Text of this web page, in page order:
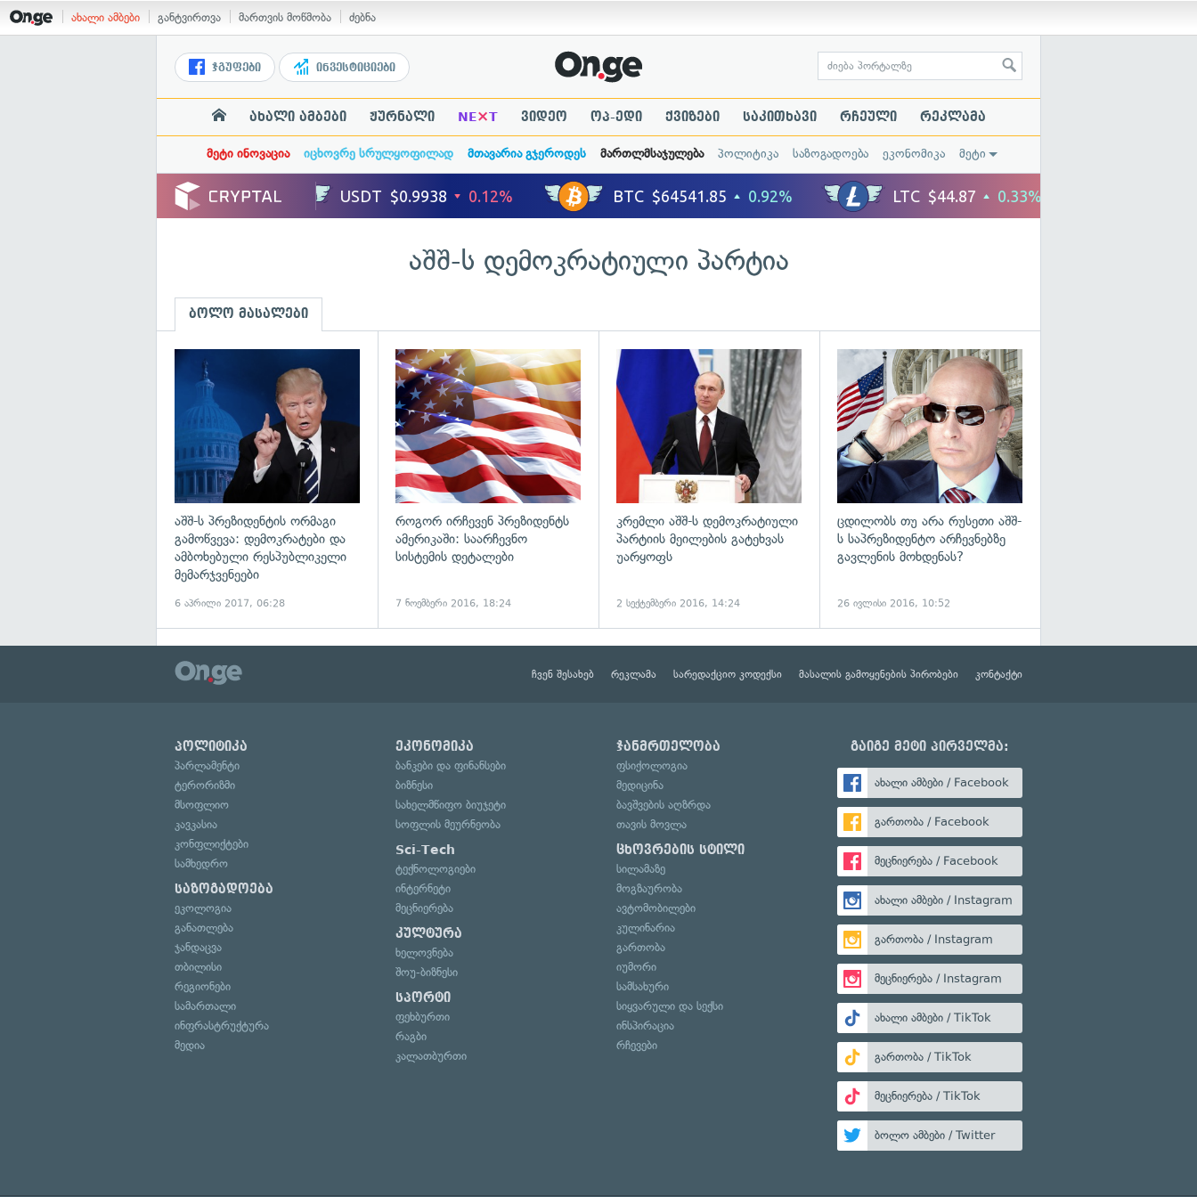
ახალი ამბები განტვირთვა მართვის მოწმობა ძებნა
ჯგუფები ინვესტიციები
ახალი ამბები ჟურნალი NE×T ვიდეო ოპ-ედი ქვიზები საკითხავი რჩეული რეკლამა
მეტი ინოვაცია იცხოვრე სრულყოფილად მთავარია გჯეროდეს მართლმსაჯულება პოლიტიკა საზოგადოება ეკონომიკა მეტი
აშშ-ს დემოკრატიული პარტია
ბოლო მასალები
გადახედვა
აშშ-ს პრეზიდენტის ორმაგი
გამოწვევა: დემოკრატები და
ამბოხებული რესპუბლიკელი
მემარჯვენეები
6 აპრილი 2017, 06:28
გადახედვა
როგორ ირჩევენ პრეზიდენტს
ამერიკაში: საარჩევნო
სისტემის დეტალები
7 ნოემბერი 2016, 18:24
გადახედვა
კრემლი აშშ-ს დემოკრატიული
პარტიის მეილების გატეხვას
უარყოფს
2 სექტემბერი 2016, 14:24
ცდილობს თუ არა რუსეთი აშშ-
ს საპრეზიდენტო არჩევნებზე
გავლენის მოხდენას?
26 ივლისი 2016, 10:52
ჩვენ შესახებ რეკლამა სარედაქციო კოდექსი მასალის გამოყენების პირობები კონტაქტი
პოლიტიკა
პარლამენტი
ტერორიზმი
მსოფლიო
კავკასია
კონფლიქტები
სამხედრო
საზოგადოება
ეკოლოგია
განათლება
ჯანდაცვა
თბილისი
რეგიონები
სამართალი
ინფრასტრუქტურა
მედია
ეკონომიკა
ბანკები და ფინანსები
ბიზნესი
სახელმწიფო ბიუჯეტი
სოფლის მეურნეობა
Sci-Tech
ტექნოლოგიები
ინტერნეტი
მეცნიერება
კულტურა
ხელოვნება
შოუ-ბიზნესი
სპორტი
ფეხბურთი
რაგბი
კალათბურთი
ჯანმრთელობა
ფსიქოლოგია
მედიცინა
ბავშვების აღზრდა
თავის მოვლა
ცხოვრების სტილი
სილამაზე
მოგზაურობა
ავტომობილები
კულინარია
გართობა
იუმორი
სამსახური
სიყვარული და სექსი
ინსპირაცია
რჩევები
გაიგე მეტი პირველმა:
ახალი ამბები / Facebook
გართობა / Facebook
მეცნიერება / Facebook
ახალი ამბები / Instagram
გართობა / Instagram
მეცნიერება / Instagram
ახალი ამბები / TikTok
გართობა / TikTok
მეცნიერება / TikTok
ბოლო ამბები / Twitter